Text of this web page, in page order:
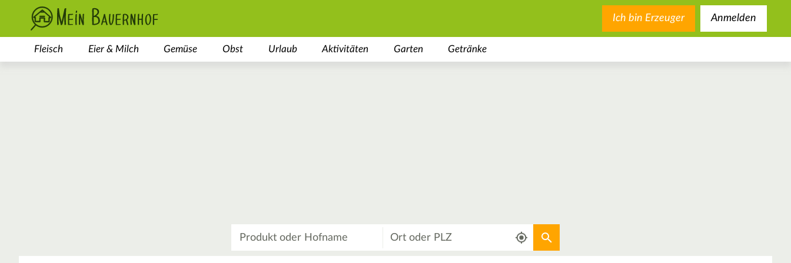
Ich bin Erzeuger Anmelden
Fleisch Eier & Milch Gemüse Obst Urlaub Aktivitäten Garten Getränke
Aktuellen Standort verwenden